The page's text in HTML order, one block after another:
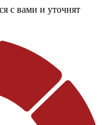
с вами и уточнят